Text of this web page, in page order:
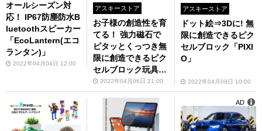
オールシーズン対
応！ IP67防塵防水B
luetoothスピーカー
「EcoLantern(エコ
ランタン)」
2022年04月04日 12:00
アスキーストア
お子様の創造性を育
てる！ 強力磁石で
ピタッとくっつき無
限に創造できるピク
セルブロック玩具
「PIXIO」
2022年04月06日 21:00
アスキーストア
ドット絵⇒3Dに! 無
限に創造できるピク
セルブロック「PIXI
O」
2022年04月09日 10:00
AD